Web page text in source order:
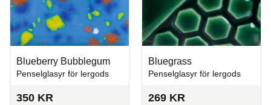
Blueberry Bubblegum
Penselglasyr för lergods
350 KR
Bluegrass
Penselglasyr för lergods
269 KR